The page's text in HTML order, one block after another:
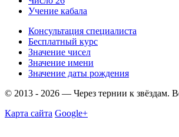
Учение кабала
Консультация специалиста
Бесплатный курс
Значение чисел
Значение имени
Значение даты рождения
© 2013 - 2026 — Через тернии к звёздам.
Карта сайта Google+